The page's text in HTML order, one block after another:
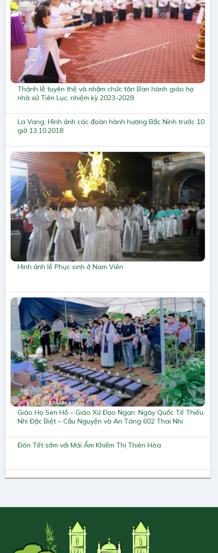
Thánh lễ tuyên thệ và nhậm chức tân Ban hành giáo họ
nhà xứ Tiên Lục, nhiệm kỳ 2023-2028
La Vang: Hình ảnh các đoàn hành hương Bắc Ninh trước 10
giờ 13.10.2018
Hình ảnh lễ Phục sinh ở Nam Viên
Giáo Họ Sen Hồ – Giáo Xứ Đạo Ngạn: Ngày Quốc Tế Thiếu
Nhi Đặc Biệt – Cầu Nguyện và An Táng 602 Thai Nhi
Đón Tết sớm với Mái Ấm Khiếm Thị Thiên Hòa